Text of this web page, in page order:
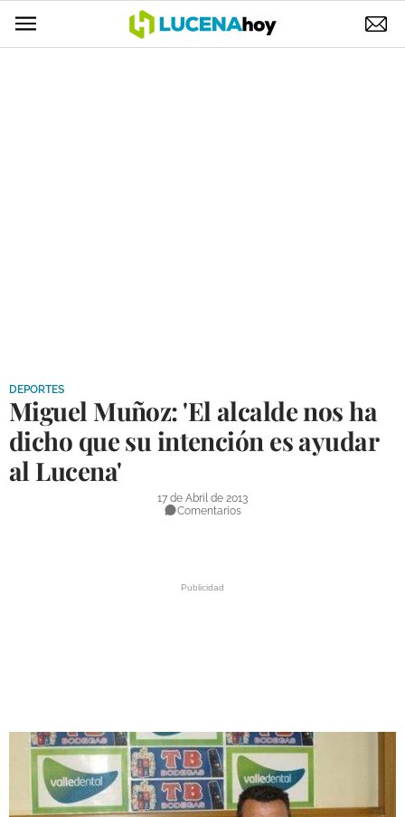
DEPORTES
COMPETICIONES
OBRAS
NECROLÓGICAS
DEPORTES
Miguel Muñoz: 'El alcalde nos ha
dicho que su intención es ayudar
al Lucena'
17 de Abril de 2013
Comentarios